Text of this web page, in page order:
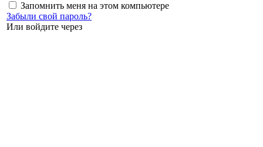
Запомнить меня на этом компьютере
Забыли свой пароль?
Или войдите через